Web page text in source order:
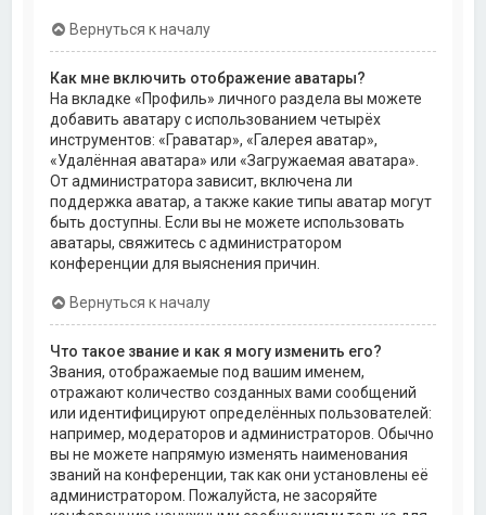
Вернуться к началу
Как мне включить отображение аватары?
На вкладке «Профиль» личного раздела вы можете
добавить аватару с использованием четырёх
инструментов: «Граватар», «Галерея аватар»,
«Удалённая аватара» или «Загружаемая аватара».
От администратора зависит, включена ли
поддержка аватар, а также какие типы аватар могут
быть доступны. Если вы не можете использовать
аватары, свяжитесь с администратором
конференции для выяснения причин.
Вернуться к началу
Что такое звание и как я могу изменить его?
Звания, отображаемые под вашим именем,
отражают количество созданных вами сообщений
или идентифицируют определённых пользователей:
например, модераторов и администраторов. Обычно
вы не можете напрямую изменять наименования
званий на конференции, так как они установлены её
администратором. Пожалуйста, не засоряйте